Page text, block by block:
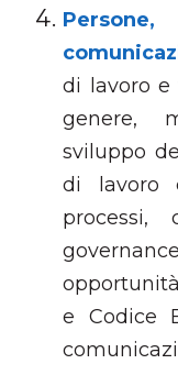
di lavoro e
genere,
sviluppo
di lavoro
processi,
e Codice